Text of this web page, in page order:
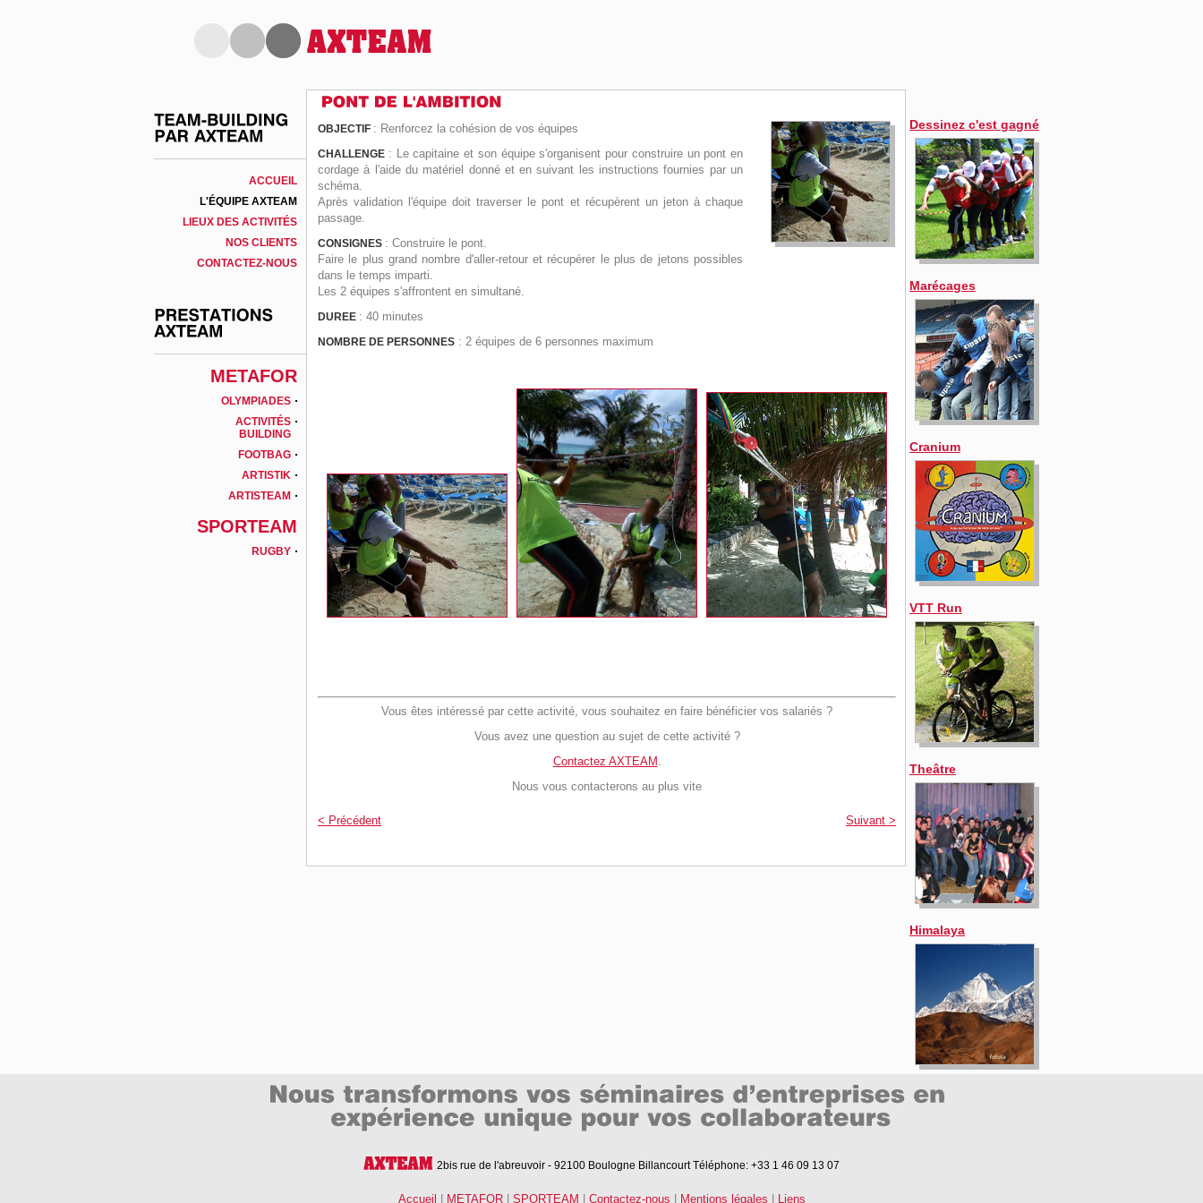
ACCUEIL
L'ÉQUIPE AXTEAM
LIEUX DES ACTIVITÉS
NOS CLIENTS
CONTACTEZ-NOUS
METAFOR
OLYMPIADES
ACTIVITÉS
BUILDING
FOOTBAG
ARTISTIK
ARTISTEAM
SPORTEAM
RUGBY
OBJECTIF : Renforcez la cohésion de vos équipes
CHALLENGE : Le capitaine et son équipe s'organisent pour construire un pont en
cordage à l'aide du matériel donné et en suivant les instructions fournies par un
schéma.
Après validation l'équipe doit traverser le pont et récupèrent un jeton à chaque
passage.
CONSIGNES : Construire le pont.
Faire le plus grand nombre d'aller-retour et récupérer le plus de jetons possibles
dans le temps imparti.
Les 2 équipes s'affrontent en simultané.
DUREE : 40 minutes
NOMBRE DE PERSONNES : 2 équipes de 6 personnes maximum
Vous êtes intéressé par cette activité, vous souhaitez en faire bénéficier vos salariés ?
Vous avez une question au sujet de cette activité ?
Contactez AXTEAM .
Nous vous contacterons au plus vite
< Précédent Suivant >
Dessinez c'est gagné
Marécages
Cranium
VTT Run
Theâtre
Himalaya
2bis rue de l'abreuvoir - 92100 Boulogne BillancourtTéléphone: +33 1 46 09 13 07
Accueil METAFOR| SPORTEAM Contactez-nous Mentions légales Liens